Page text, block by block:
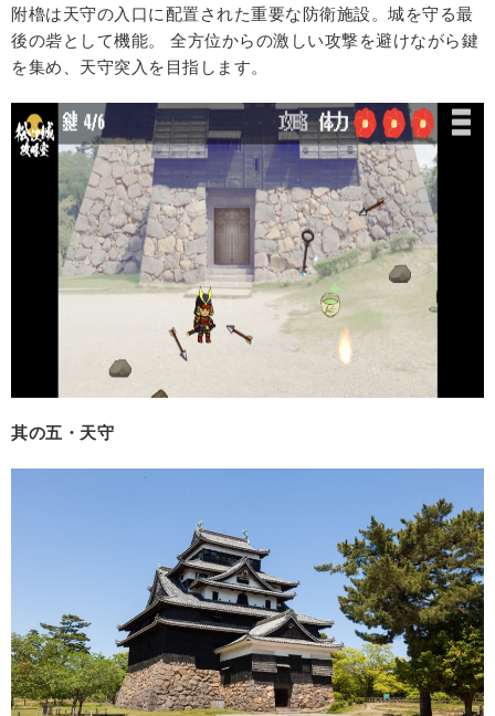
附櫓は天守の入口に配置された重要な防衛施設。城を守る最
後の砦として機能。 全方位からの激しい攻撃を避けながら鍵
を集め、天守突入を目指します。
其の五・天守